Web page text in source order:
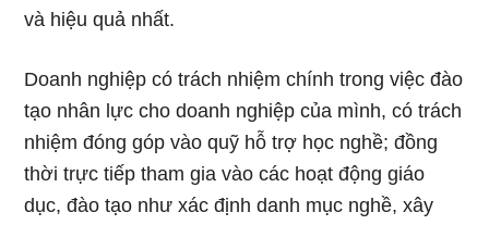
và hiệu quả nhất.
Doanh nghiệp có trách nhiệm chính trong việc đào
tạo nhân lực cho doanh nghiệp của mình, có trách
nhiệm đóng góp vào quỹ hỗ trợ học nghề; đồng
thời trực tiếp tham gia vào các hoạt động giáo
dục, đào tạo như xác định danh mục nghề, xây